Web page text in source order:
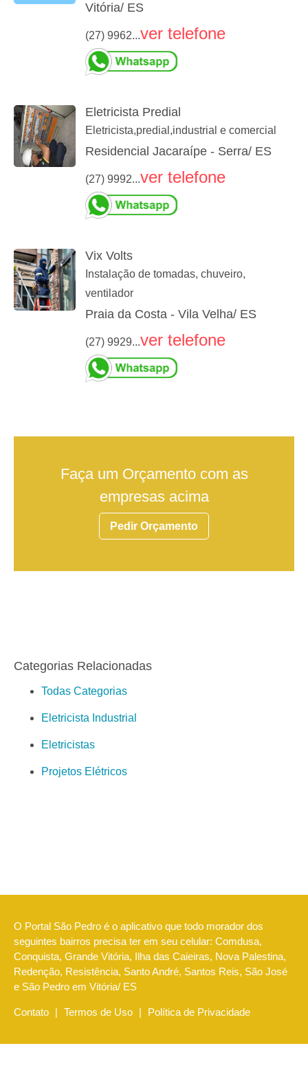
Vitória/ ES
(27) 9962...ver telefone
Eletricista Predial
Eletricista,predial,industrial e comercial
Residencial Jacaraípe - Serra/ ES
(27) 9992...ver telefone
Vix Volts
Instalação de tomadas, chuveiro,
ventilador
Praia da Costa - Vila Velha/ ES
(27) 9929...ver telefone
Faça um Orçamento com as
empresas acima
Pedir Orçamento
Categorias Relacionadas
Todas Categorias
Eletricista Industrial
Eletricistas
Projetos Elétricos
O Portal São Pedro é o aplicativo que todo morador dos
seguintes bairros precisa ter em seu celular: Comdusa,
Conquista, Grande Vitória, Ilha das Caieiras, Nova Palestina,
Redenção, Resistência, Santo André, Santos Reis, São José
e São Pedro em Vitória/ ES
Contato | Termos de Uso | Política de Privacidade